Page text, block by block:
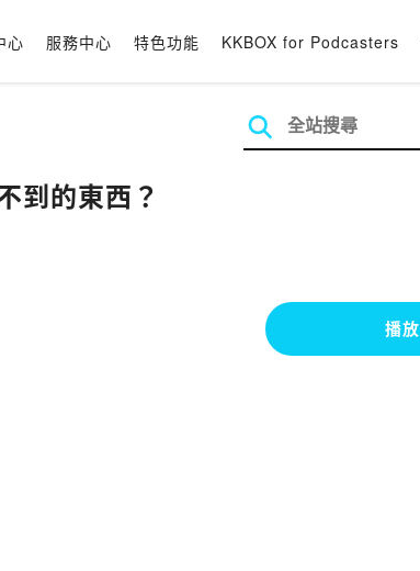
心 服務中心 特色功能 KKBOX for Podcasters
到的東西？
播放